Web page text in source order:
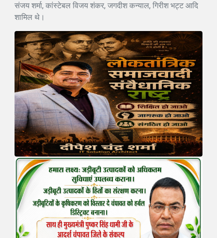
संजय शर्मा, कांस्टेबल विजय शंकर, जगदीश कन्याल, गिरीश भट्ट आदि
शामिल थे।